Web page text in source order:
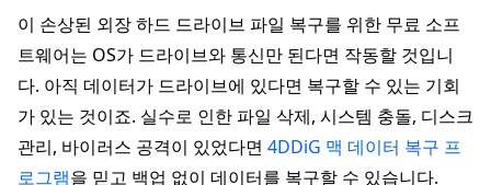
이 손상된 외장 하드 드라이브 파일 복구를 위한 무료 소프
트웨어는 OS가 드라이브와 통신만 된다면 작동할 것입니
다. 아직 데이터가 드라이브에 있다면 복구할 수 있는 기회
가 있는 것이죠. 실수로 인한 파일 삭제, 시스템 충돌, 디스크
관리, 바이러스 공격이 있었다면 4DDiG 맥 데이터 복구 프
로그램을 믿고 백업 없이 데이터를 복구할 수 있습니다.